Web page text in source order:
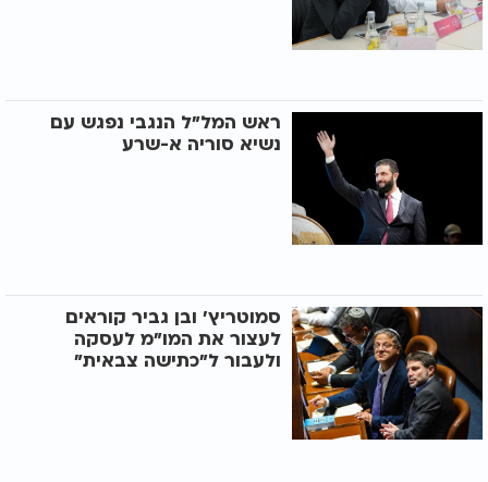
ראש המל"ל הנגבי נפגש עם
נשיא סוריה א-שרע
סמוטריץ' ובן גביר קוראים
לעצור את המו"מ לעסקה
ולעבור ל"כתישה צבאית"